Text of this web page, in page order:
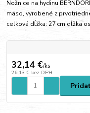
Nožnice na hydinu
mäso, vyrobené z
celková dĺžka: 27 cm dĺžka
32,14 €/ks
26,13 € bez DPH